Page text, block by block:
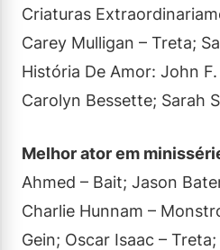
Criaturas
Carey Mulligan – Treta;
História De Amor: John
Carolyn Bessette; Sarah
Melhor ator em
Ahmed – Bait; Jason
Charlie Hunnam –
Gein; Oscar Isaac –